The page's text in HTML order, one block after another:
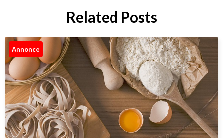
Related Posts
Annonce